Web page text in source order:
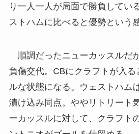
り一人一人が局面で勝負してい
ストハムに比べると優勢という
順調だったニューカッスルだ
負傷交代。CBにクラフトが入
ルな状態になる。ウェストハム
漬け込み同点。ややリトリート
ーカッスルに対して、クラフト